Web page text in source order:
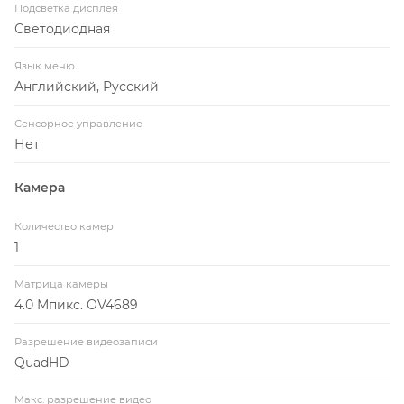
разрешениях: 2304x1296 30fps, 1920x1080 30fps.
Подсветка дисплея
Светодиодная
Язык меню
Английский, Русский
Сенсорное управление
Нет
Камера
Количество камер
1
Матрица камеры
4.0 Мпикс. OV4689
Разрешение видеозаписи
QuadHD
Макс. разрешение видео